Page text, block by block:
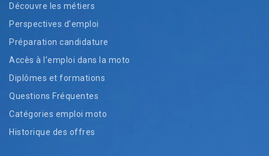
Découvre les métiers
Perspectives d’emploi
Préparation candidature
Accès à l’emploi dans la moto
Diplômes et formations
Questions Fréquentes
Catégories emploi moto
Historique des offres